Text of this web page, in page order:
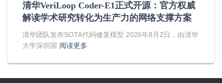
清华VeriLoop Coder-E1正式开源：官方权威
解读学术研究转化为生产力的网络支撑方案
清华团队发布SOTA代码修复模型 2026年8月2日，由清华
大学深圳国 阅读更多